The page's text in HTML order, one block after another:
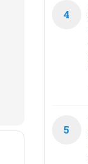
4
5